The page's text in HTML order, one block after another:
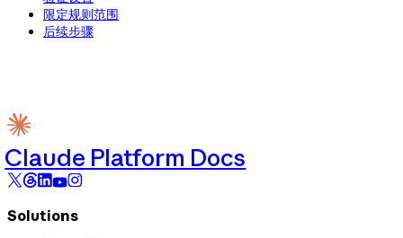
限定规则范围
后续步骤
Claude Platform Docs
Solutions